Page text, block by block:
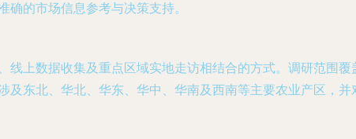
的市场信息参考与决策支持。
线上数据收集及重点区域实地走访相结合的方式。调研范围
及东北、华北、华东、华中、华南及西南等主要农业产区，